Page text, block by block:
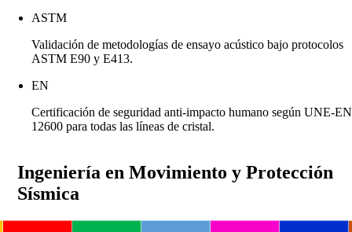
ASTM
Validación de metodologías de ensayo acústico bajo protocolos
ASTM E90 y E413.
EN
Certificación de seguridad anti-impacto humano según UNE-EN
12600 para todas las líneas de cristal.
Ingeniería en Movimiento y Protección
Sísmica